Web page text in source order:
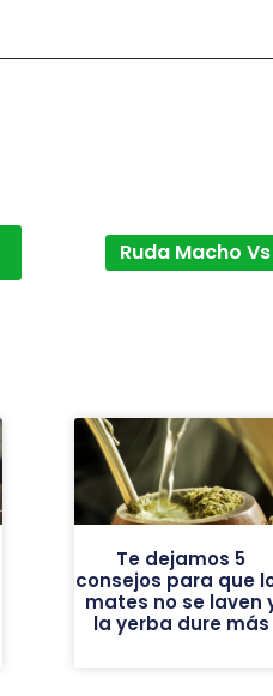
Ruda Macho
Te dejamos 5
consejos para que
mates no se laven
la yerba dure más